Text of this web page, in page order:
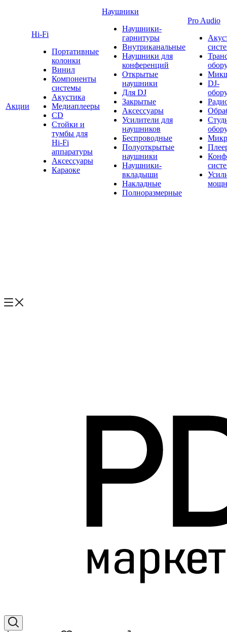
Акции
Hi-Fi
Портативные
колонки
Винил
Компоненты
системы
Акустика
Медиаплееры
CD
Стойки и
тумбы для
Hi-Fi
аппаратуры
Аксессуары
Караоке
Наушники
Наушники-
гарнитуры
Внутриканальные
Наушники для
конференций
Открытые
наушники
Для DJ
Закрытые
Аксессуары
Усилители для
наушников
Беспроводные
Полуоткрытые
наушники
Наушники-
вкладыши
Накладные
Полноразмерные
Pro Audio
DJ-